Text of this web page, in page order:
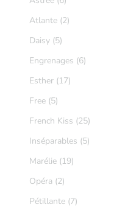
Atlante (2)
Daisy (5)
Engrenages (6)
Esther (17)
Free (5)
French Kiss (25)
Inséparables (5)
Marélie (19)
Opéra (2)
Pétillante (7)